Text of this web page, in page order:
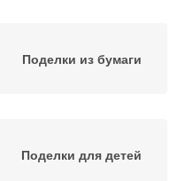
Поделки из бумаги
Поделки для детей